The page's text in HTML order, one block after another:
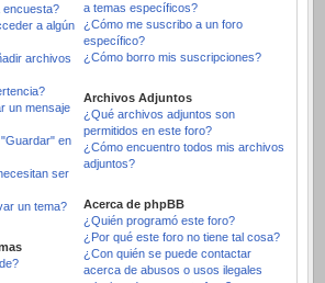
encuesta?
a algún
archivos
un mensaje
en
ser
un tema?
a temas específicos?
¿Cómo me suscribo a un foro
específico?
¿Cómo borro mis suscripciones?
Archivos Adjuntos
¿Qué archivos adjuntos son
permitidos en este foro?
¿Cómo encuentro todos mis archivos
adjuntos?
Acerca de phpBB
¿Quién programó este foro?
¿Por qué este foro no tiene tal cosa?
¿Con quién se puede contactar
acerca de abusos o usos ilegales